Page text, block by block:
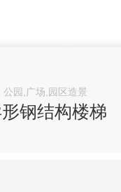
公园,广场,园区造景
钢结构楼梯